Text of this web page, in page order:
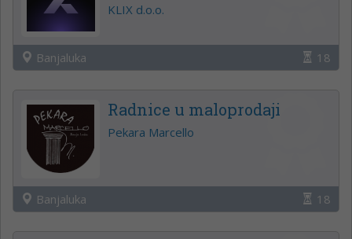
KLIX d.o.o.
Banjaluka 18
Radnice u maloprodaji
Pekara Marcello
Banjaluka 18